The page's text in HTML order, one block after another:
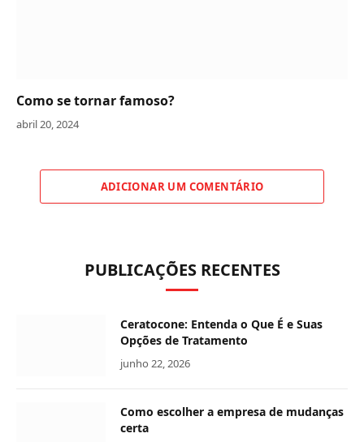
Como se tornar famoso?
abril 20, 2024
ADICIONAR UM COMENTÁRIO
PUBLICAÇÕES RECENTES
Ceratocone: Entenda o Que É e Suas
Opções de Tratamento
junho 22, 2026
Como escolher a empresa de mudanças
certa